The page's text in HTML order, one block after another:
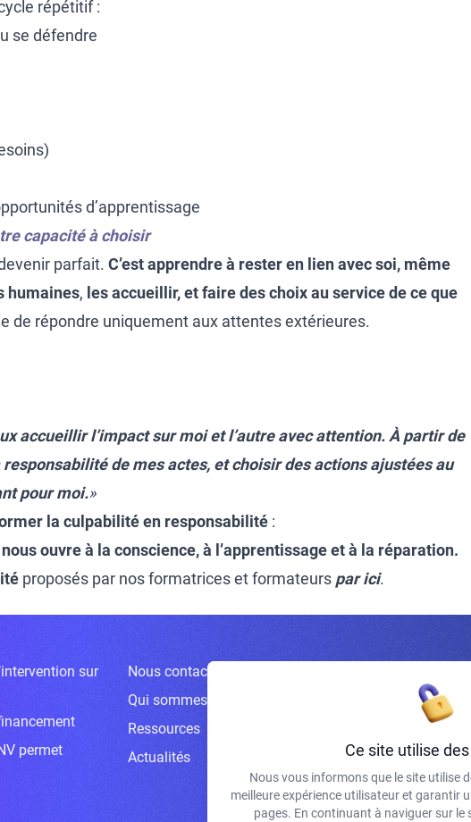
répétitif :
se défendre
d’apprentissage
capacité à choisir
parfait. C’est apprendre à rester en lien avec soi, même
humaines, les accueillir, et faire des choix au service de ce que
de répondre uniquement aux attentes extérieures.
accueillir l’impact sur moi et l’autre avec attention. À partir de
de mes actes, et choisir des actions ajustées au
pour moi.»
la culpabilité en responsabilité :
ouvre à la conscience, à l’apprentissage et à la réparation.
proposés par nos formatrices et formateurs par ici.
sur
permet
Nous contacter
Qui sommes-nous ?
Ressources
Actualités
J'accepte de recevoir
connaissance de
Ce site utilise
Nous vous informons que le site utilise
meilleure expérience utilisateur et garantir
pages. En continuant à naviguer sur le